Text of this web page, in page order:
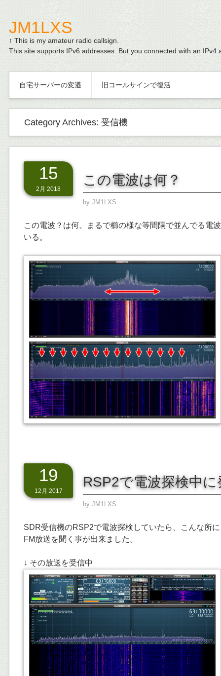
JM1LXS
↑ This is my amateur radio callsign.
This site supports IPv6 addresses. But you connected with an
自宅サーバーの変遷 旧コールサインで復活
Category Archives: 受信機
15
2月 2018
この電波は何？
by JM1LXS
この電波？は何。まるで櫛の様な等間隔で並んでる電
いる。
19
12月 2017
RSP2で電波探検中に
by JM1LXS
SDR受信機のRSP2で電波探検していたら、こんな所
FM放送を聞く事が出来ました。
↓ その放送を受信中